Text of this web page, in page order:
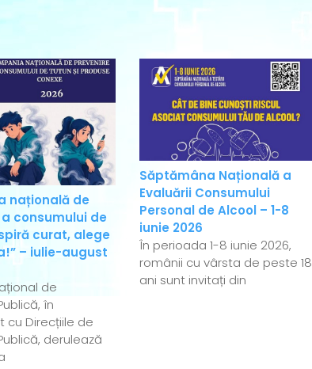
națională de
consumului de
curat, alege
– iulie-august
de
în
cu Direcțiile de
derulează
Săptămâna Națională a
Evaluării Consumului
Personal de Alcool – 1-8
iunie 2026
În perioada 1-8 iunie 2026,
românii cu vârsta de peste 18
ani sunt invitați din